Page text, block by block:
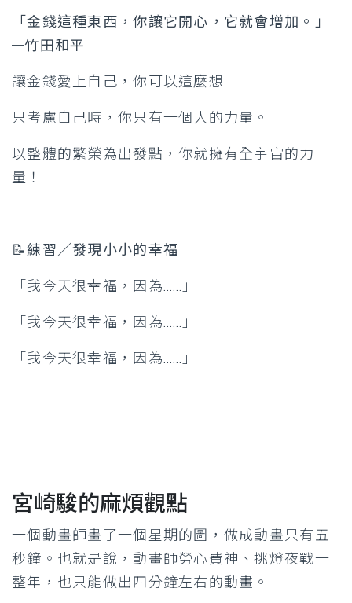
「金錢這種東西，你讓它開心，它就會增加。」
—竹田和平
讓金錢愛上自己，你可以這麼想
只考慮自己時，你只有一個人的力量。
以整體的繁榮為出發點，你就擁有全宇宙的力
量！
📝練習／發現小小的幸福
「我今天很幸福，因為……」
「我今天很幸福，因為……」
「我今天很幸福，因為……」
宮崎駿的麻煩觀點
一個動畫師畫了一個星期的圖，做成動畫只有五
秒鐘。也就是說，動畫師勞心費神、挑燈夜戰一
整年，也只能做出四分鐘左右的動畫。